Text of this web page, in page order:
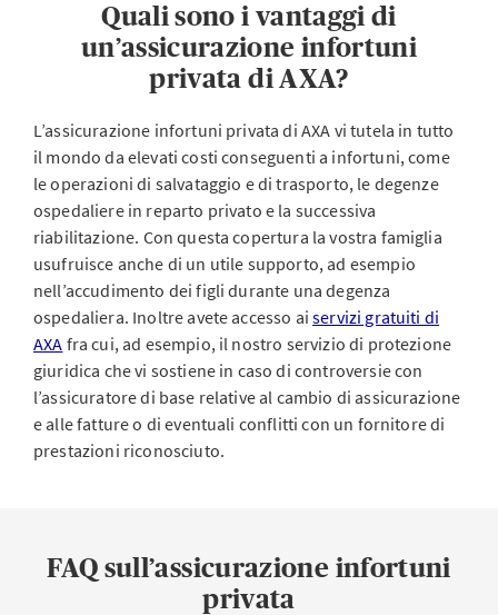
Quali sono i vantaggi di
un’assicurazione infortuni
privata di AXA?
L’assicurazione infortuni privata di AXA vi tutela in tutto
il mondo da elevati costi conseguenti a infortuni, come
le operazioni di salvataggio e di trasporto, le degenze
ospedaliere in reparto privato e la successiva
riabilitazione. Con questa copertura la vostra famiglia
usufruisce anche di un utile supporto, ad esempio
nell’accudimento dei figli durante una degenza
ospedaliera. Inoltre avete accesso aiservizi gratuiti di
AXA fra cui, ad esempio, il nostro servizio di protezione
giuridica che vi sostiene in caso di controversie con
l’assicuratore di base relative al cambio di assicurazione
e alle fatture o di eventuali conflitti con un fornitore di
prestazioni riconosciuto.
FAQ sull’assicurazione infortuni
privata